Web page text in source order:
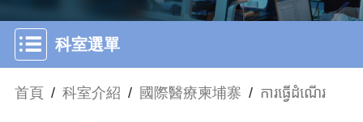
科室選單
首頁 / 科室介紹 / 國際醫療柬埔寨 / ការធ្វើដំណើរ